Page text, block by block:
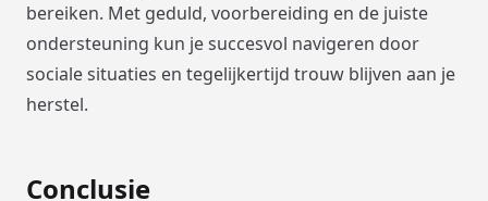
bereiken. Met geduld, voorbereiding en de juiste
ondersteuning kun je succesvol navigeren door
sociale situaties en tegelijkertijd trouw blijven aan je
herstel.
Conclusie